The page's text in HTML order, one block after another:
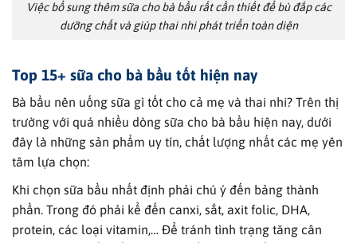
Việc bổ sung thêm sữa cho bà bầu rất cần thiết để bù đắp các
dưỡng chất và giúp thai nhi phát triển toàn diện
Top 15+ sữa cho bà bầu tốt hiện nay
Bà bầu nên uống sữa gì tốt cho cả mẹ và thai nhi? Trên thị
trường với quá nhiều dòng sữa cho bà bầu hiện nay, dưới
đây là những sản phẩm uy tín, chất lượng nhất các mẹ yên
tâm lựa chọn:
Khi chọn sữa bầu nhất định phải chú ý đến bảng thành
phần. Trong đó phải kể đến canxi, sắt, axit folic, DHA,
protein, các loại vitamin,… Để tránh tình trạng tăng cân